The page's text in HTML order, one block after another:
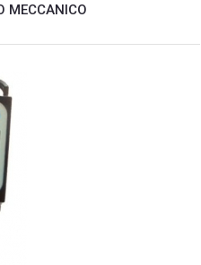
MECCANICO